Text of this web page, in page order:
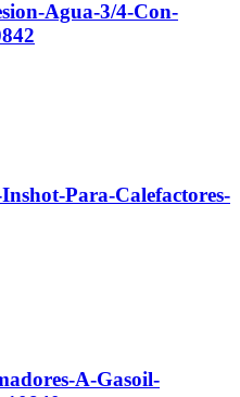
Agua-3/4-Con-
Para-Calefactores-
A-Gasoil-